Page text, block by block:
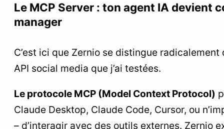
Le MCP Server : ton agent IA devient
manager
C’est ici que Zernio se distingue
API social media que j’ai testées.
Le protocole MCP (Model Context Protocol)
Claude Desktop, Claude Code, Cursor, ou
– d’interagir avec des outils externes. Zernio